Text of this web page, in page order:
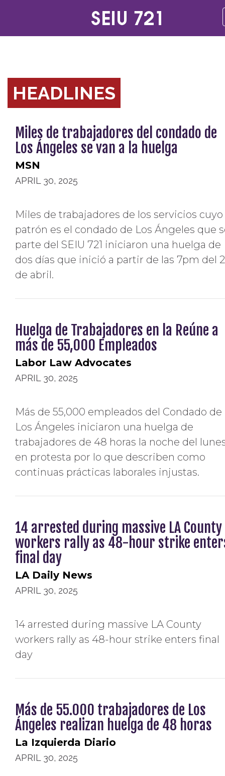
HEADLINES
Miles de trabajadores del condado de
Los Ángeles se van a la huelga
MSN
APRIL 30, 2025
Miles de trabajadores de los servicios cuyo
patrón es el condado de Los Ángeles que
parte del SEIU 721 iniciaron una huelga de
dos días que inició a partir de las 7pm del
de abril.
Huelga de Trabajadores en la Reúne a
más de 55,000 Empleados
Labor Law Advocates
APRIL 30, 2025
Más de 55,000 empleados del Condado de
Los Ángeles iniciaron una huelga de
trabajadores de 48 horas la noche del
en protesta por lo que describen como
continuas prácticas laborales injustas.
14 arrested during massive LA County
workers rally as 48-hour strike
final day
LA Daily News
APRIL 30, 2025
14 arrested during massive LA County
workers rally as 48-hour strike enters final
day
Más de 55.000 trabajadores de Los
Ángeles realizan huelga de 48 horas
La Izquierda Diario
APRIL 30, 2025